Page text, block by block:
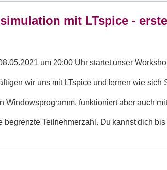
mit LTspice -
um 20:00 Uhr startet unser
wir uns mit LTspice und lernen wie sich
Windowsprogramm, funktioniert aber auch
begrenzte Teilnehmerzahl. Du kannst dich